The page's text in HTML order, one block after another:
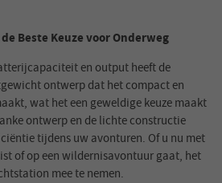
Beste Keuze voor Onderweg
en output heeft de
ontwerp dat het compact en
wat het een geweldige keuze maakt
ontwerp en de lichte constructie
tijdens uw avonturen. Of u nu met
of op een wildernisavontuur gaat, het
mee te nemen.